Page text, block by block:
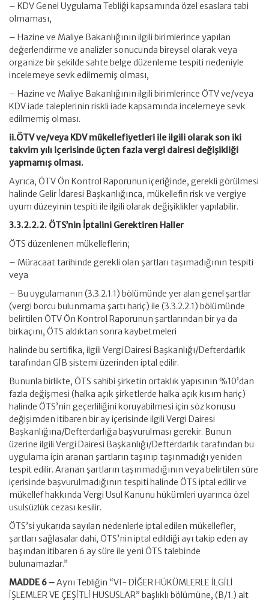
– KDV Genel Uygulama Tebliği kapsamında özel esaslara tabi
olmaması,
– Hazine ve Maliye Bakanlığının ilgili birimlerince yapılan
değerlendirme ve analizler sonucunda bireysel olarak veya
organize bir şekilde sahte belge düzenleme tespiti nedeniyle
incelemeye sevk edilmemiş olması,
– Hazine ve Maliye Bakanlığının ilgili birimlerince ÖTV ve/veya
KDV iade taleplerinin riskli iade kapsamında incelemeye sevk
edilmemiş olması.
ii.ÖTV ve/veya KDV mükellefiyetleri ile ilgili olarak son iki
takvim yılı içerisinde üçten fazla vergi dairesi değişikliği
yapmamış olması.
Ayrıca, ÖTV Ön Kontrol Raporunun içeriğinde, gerekli görülmesi
halinde Gelir İdaresi Başkanlığınca, mükellefin risk ve vergiye
uyum düzeyinin tespiti ile ilgili olarak değişiklikler yapılabilir.
3.3.2.2.2. ÖTS’nin İptalini Gerektiren Haller
ÖTS düzenlenen mükelleflerin;
– Müracaat tarihinde gerekli olan şartları taşımadığının tespiti
veya
– Bu uygulamanın (3.3.2.1.1) bölümünde yer alan genel şartlar
(vergi borcu bulunmama şartı hariç) ile (3.3.2.2.1) bölümünde
belirtilen ÖTV Ön Kontrol Raporunun şartlarından bir ya da
birkaçını, ÖTS aldıktan sonra kaybetmeleri
halinde bu sertifika, ilgili Vergi Dairesi Başkanlığı/Defterdarlık
tarafından GİB sistemi üzerinden iptal edilir.
Bununla birlikte, ÖTS sahibi şirketin ortaklık yapısının %10’dan
fazla değişmesi (halka açık şirketlerde halka açık kısım hariç)
halinde ÖTS’nin geçerliliğini koruyabilmesi için söz konusu
değişimden itibaren bir ay içerisinde ilgili Vergi Dairesi
Başkanlığına/Defterdarlığa başvurulması gerekir. Bunun
üzerine ilgili Vergi Dairesi Başkanlığı/Defterdarlık tarafından bu
uygulama için aranan şartların taşınıp taşınmadığı yeniden
tespit edilir. Aranan şartların taşınmadığının veya belirtilen süre
içerisinde başvurulmadığının tespiti halinde ÖTS iptal edilir ve
mükellef hakkında Vergi Usul Kanunu hükümleri uyarınca özel
usulsüzlük cezası kesilir.
ÖTS’si yukarıda sayılan nedenlerle iptal edilen mükellefler,
şartları sağlasalar dahi, ÖTS’nin iptal edildiği ayı takip eden ay
başından itibaren 6 ay süre ile yeni ÖTS talebinde
bulunamazlar.”
MADDE 6 –Aynı Tebliğin “VI- DİĞER HÜKÜMLERLE İLGİLİ
İŞLEMLER VE ÇEŞİTLİ HUSUSLAR” başlıklı bölümüne, (B/1.) alt